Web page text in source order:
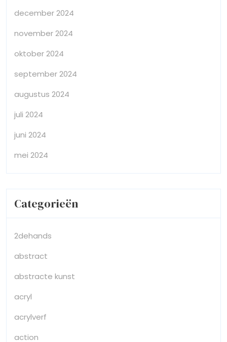
december 2024
november 2024
oktober 2024
september 2024
augustus 2024
juli 2024
juni 2024
mei 2024
Categorieën
2dehands
abstract
abstracte kunst
acryl
acrylverf
action